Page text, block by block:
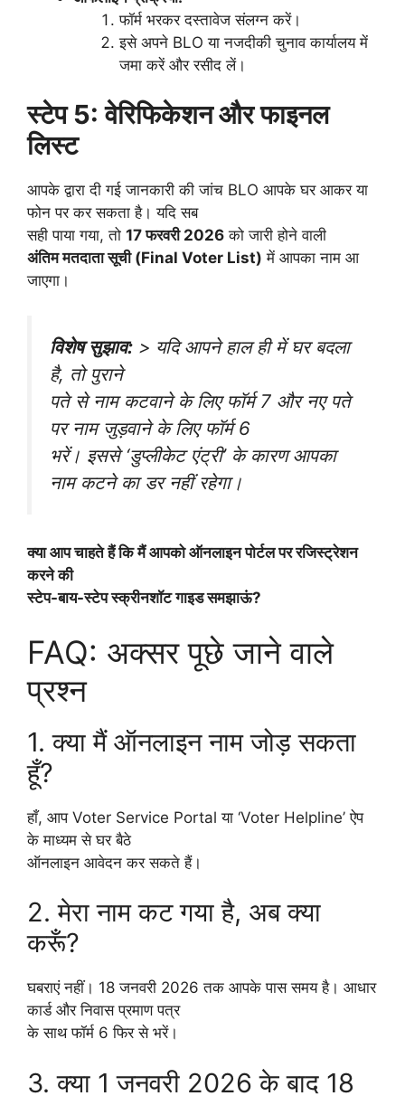
फॉर्म भरकर दस्तावेज संलग्न करें।
इसे अपने BLO या नजदीकी चुनाव कार्यालय में
जमा करें और रसीद लें।
स्टेप 5: वेरिफिकेशन और फाइनल
लिस्ट
आपके द्वारा दी गई जानकारी की जांच BLO आपके घर आकर या
फोन पर कर सकता है। यदि सब
सही पाया गया, तो 17 फरवरी 2026 को जारी होने वाली
अंतिम मतदाता सूची (Final Voter List) में आपका नाम आ
जाएगा।
विशेष सुझाव: > यदि आपने हाल ही में घर बदला
है, तो पुराने
पते से नाम कटवाने के लिए फॉर्म 7 और नए पते
पर नाम जुड़वाने के लिए फॉर्म 6
भरें। इससे ‘डुप्लीकेट एंट्री’ के कारण आपका
नाम कटने का डर नहीं रहेगा।
क्या आप चाहते हैं कि मैं आपको ऑनलाइन पोर्टल पर रजिस्ट्रेशन
करने की
स्टेप-बाय-स्टेप स्क्रीनशॉट गाइड समझाऊं?
FAQ: अक्सर पूछे जाने वाले
प्रश्न
1. क्या मैं ऑनलाइन नाम जोड़ सकता
हूँ?
हाँ, आप Voter Service Portal या ‘Voter Helpline’ ऐप
के माध्यम से घर बैठे
ऑनलाइन आवेदन कर सकते हैं।
2. मेरा नाम कट गया है, अब क्या
करूँ?
घबराएं नहीं। 18 जनवरी 2026 तक आपके पास समय है। आधार
कार्ड और निवास प्रमाण पत्र
के साथ फॉर्म 6 फिर से भरें।
3. क्या 1 जनवरी 2026 के बाद 18